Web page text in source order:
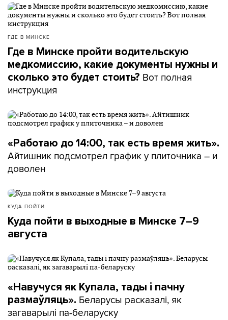
ГДЕ В МИНСКЕ
Где в Минске пройти водительскую
медкомиссию, какие документы нужны и
сколько это будет стоить? Вот полная
инструкция
«Работаю до 14:00, так есть время жить».
Айтишник подсмотрел график у плиточника – и
доволен
КУДА ПОЙТИ
Куда пойти в выходные в Минске 7–9
августа
«Навучуся як Купала, тады і пачну
размаўляць». Беларусы расказалі, як
загаварылі па-беларуску